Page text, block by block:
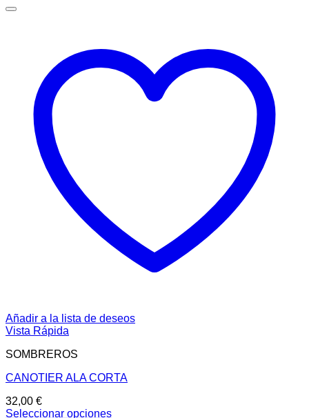
Añadir a la lista de deseos
Vista Rápida
SOMBREROS
CANOTIER ALA CORTA
32,00 €
Seleccionar opciones